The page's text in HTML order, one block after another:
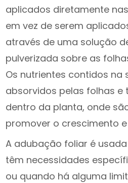
aplicados diretamente
em vez de serem
através de uma solução
pulverizada sobre as
Os nutrientes contidos na
absorvidos pelas folhas
dentro da planta, onde
promover o crescimento
A adubação foliar é
têm necessidades
ou quando há alguma